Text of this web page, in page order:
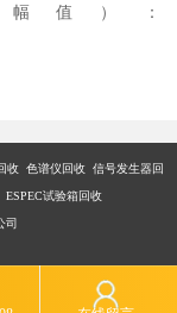
）：
收 色谱仪回收 信号发生器回
试验箱回收
司